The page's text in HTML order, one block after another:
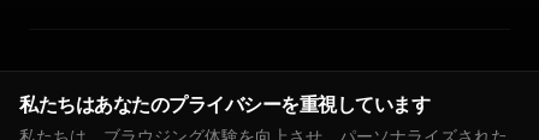
© 2026 Floodlight. 無断転載を禁じます。
私たちはあなたのプライバシーを重視しています
私たちは、ブラウジング体験を向上させ、パーソナライズされた